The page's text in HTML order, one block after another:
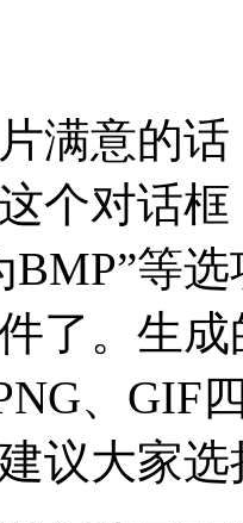
满意的
个对话
BMP”等
了。生
、GIF
议大家选